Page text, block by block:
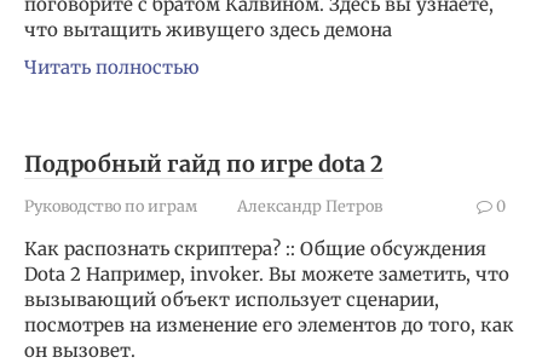
что вытащить живущего здесь демона
Читать полностью
Подробный гайд по игре dota 2
Руководство по играм Александр Петров 0
Как распознать скриптера? :: Общие обсуждения
Dota 2 Например, invoker. Вы можете заметить, что
вызывающий объект использует сценарии,
посмотрев на изменение его элементов до того, как
он вызовет.